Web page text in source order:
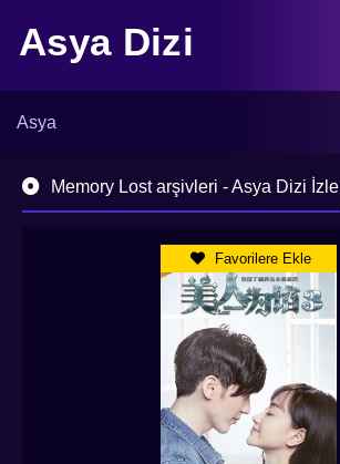
Asya Dizi
Asya
Memory Lost arşivleri - Asya Dizi İzle
Favorilere Ekle